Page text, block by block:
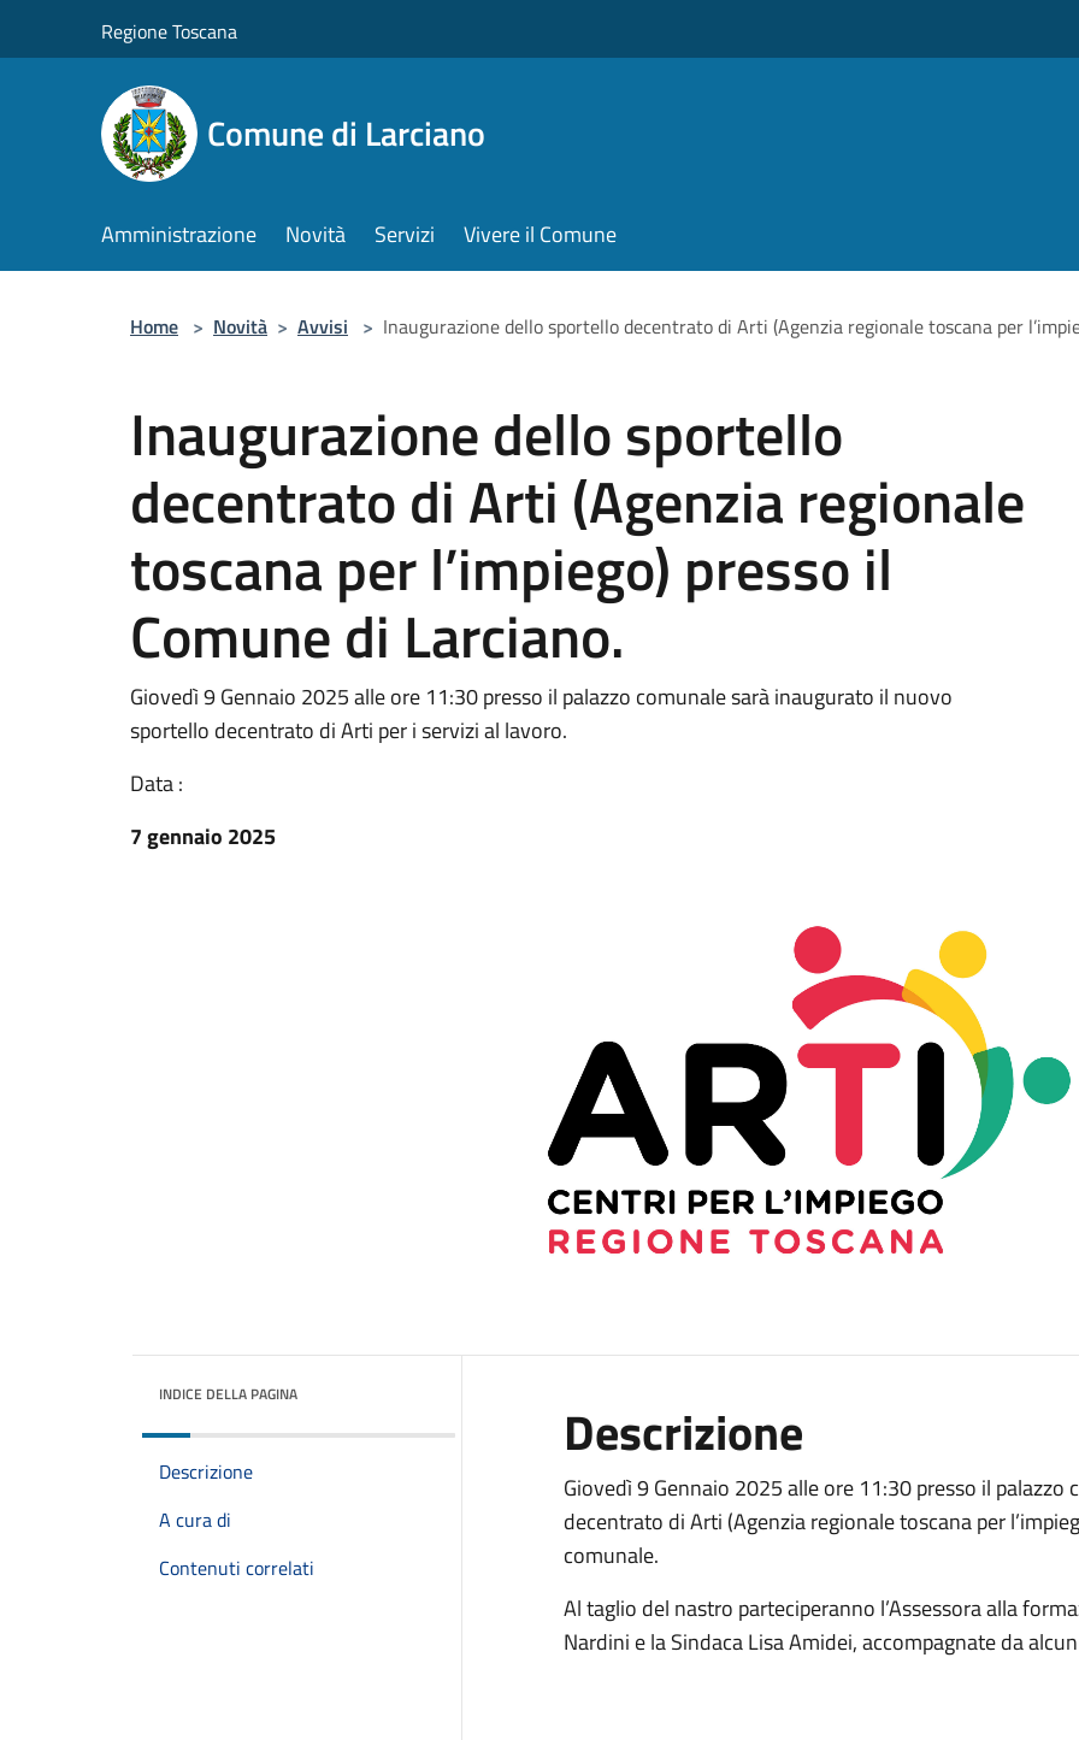
Regione Toscana
Comune di Larciano
Amministrazione Novità Servizi Vivere il Comune
Home > Novità > Avvisi > Inaugurazione dello sportello decentrato di Arti (Agenzia regionale toscana per
Inaugurazione dello sportello
decentrato di Arti (Agenzia regionale
toscana per l’impiego) presso il
Comune di Larciano.
Giovedì 9 Gennaio 2025 alle ore 11:30 presso il palazzo comunale sarà inaugurato il nuovo
sportello decentrato di Arti per i servizi al lavoro.
Data :
7 gennaio 2025
INDICE DELLA PAGINA
Descrizione
A cura di
Contenuti correlati
Descrizione
Giovedì 9 Gennaio 2025 alle ore 11:30 presso il
decentrato di Arti (Agenzia regionale toscana per
comunale.
Al taglio del nastro parteciperanno l’Assessora alla
Nardini e la Sindaca Lisa Amidei, accompagnate da